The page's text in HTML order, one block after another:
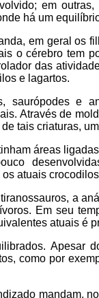
em
há um
em geral os
o cérebro tem
das
e lagartos.
saurópodes e
Através de
tais criaturas,
áreas
atuais
a
Em seu
atuais é
Apesar
como por
mandam,